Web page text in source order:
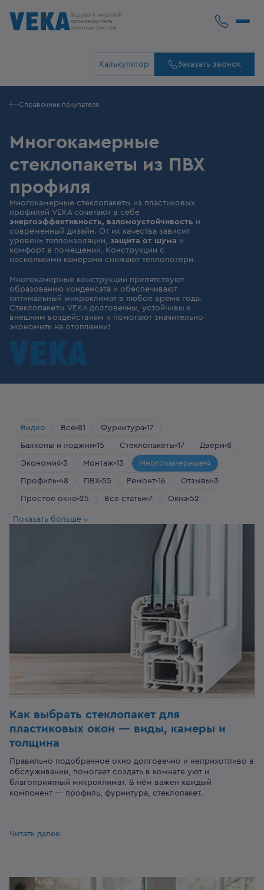
Ведущий мировой
производитель
оконных систем
Калькулятор Заказать звонок
Справочник покупателя
Многокамерные
стеклопакеты из ПВХ
профиля
Многокамерные стеклопакеты из пластиковых
профилей VEKA сочетают в себе
энергоэффективность, взломоустойчивость и
современный дизайн. От их качества зависит
уровень теплоизоляции, защита от шума и
комфорт в помещении. Конструкции с
несколькими камерами снижают теплопотери.
Многокамерные конструкции препятствуют
образованию конденсата и обеспечивают
оптимальный микроклимат в любое время года.
Стеклопакеты VEKA долговечны, устойчивы к
внешним воздействиям и помогают значительно
экономить на отоплении!
Видео Все 81 Фурнитура 17
Балконы и лоджии 15 Стеклопакеты 17 Двери 8
Экономия 3 Монтаж 13 Многокамерные 4
Профиль 48 ПВХ 55 Ремонт 16 Отзывы 3
Простое окно 25 Все статьи 7 Окна 52
Загородное жилье
Показать больше
Как выбрать стеклопакет для
пластиковых окон — виды, камеры и
толщина
Правильно подобранное окно долговечно и неприхотливо в
обслуживании, помогает создать в комнате уют и
благоприятный микроклимат. В нём важен каждый
компонент — профиль, фурнитура, стеклопакет.
Читать далее